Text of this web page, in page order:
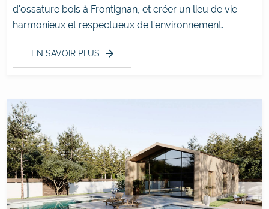
d'ossature bois à Frontignan, et créer un lieu de vie
harmonieux et respectueux de l'environnement.
EN SAVOIR PLUS